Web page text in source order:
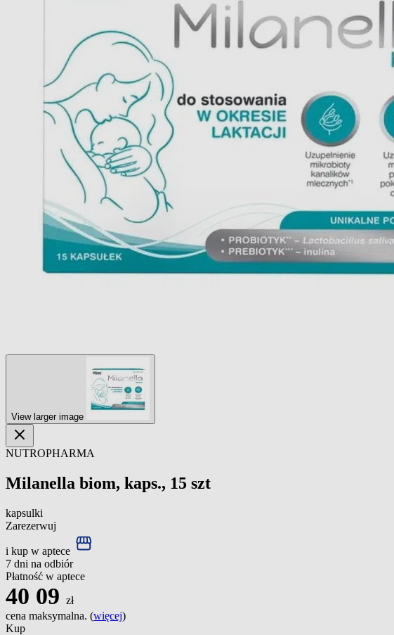
View larger image
NUTROPHARMA
Milanella biom, kaps., 15 szt
kapsulki
Zarezerwuj
i kup w aptece
7 dni na odbiór
Płatność w aptece
40 09 zł
cena maksymalna. (więcej)
Kup